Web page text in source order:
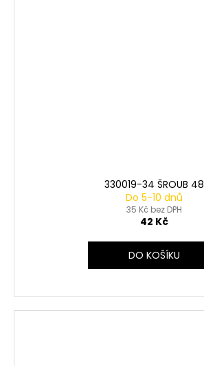
330019-34 ŠROUB 48
Do 5-10 dnů
35 Kč bez DPH
42 Kč
DO KOŠÍKU